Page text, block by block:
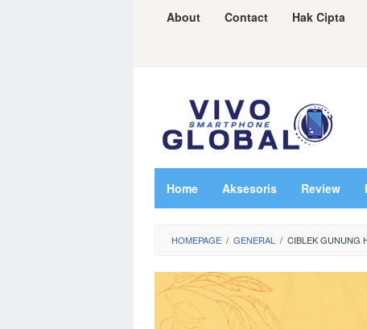
About Contact Hak Cipta
Home Aksesoris Review
HOMEPAGE / GENERAL / CIBLEK GUNUNG